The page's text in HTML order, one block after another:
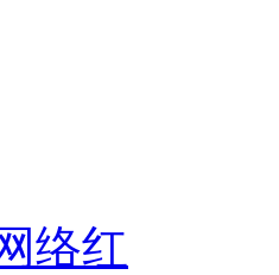
络红